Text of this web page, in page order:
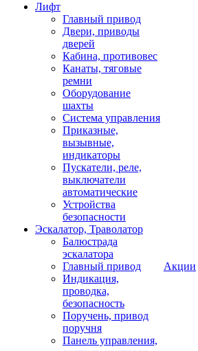
Лифт
Главный привод
Двери, приводы
дверей
Кабина, противовес
Канаты, тяговые
ремни
Оборудование
шахты
Система управления
Приказные,
вызывные,
индикаторы
Пускатели, реле,
выключатели
автоматические
Устройства
безопасности
Эскалатор, Траволатор
Балюстрада
эскалатора
Главный привод
Индикация,
проводка,
безопасность
Поручень, привод
поручня
Панель управления,
Акции